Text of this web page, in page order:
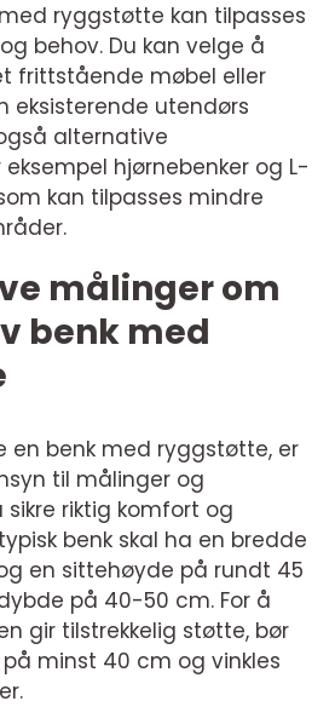
ryggstøtte kan tilpasses
behov. Du kan velge å
frittstående møbel eller
eksisterende utendørs
alternative
hjørnebenker og L-
kan tilpasses mindre
målinger om
benk med
en benk med ryggstøtte, er
til målinger og
riktig komfort og
benk skal ha en bredde
en sittehøyde på rundt 45
på 40-50 cm. For å
gir tilstrekkelig støtte, bør
minst 40 cm og vinkles